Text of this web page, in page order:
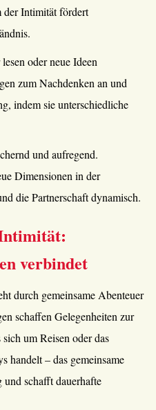
der Intimität fördert
oder neue Ideen
zum Nachdenken an und
indem sie unterschiedliche
und aufregend.
Dimensionen in der
die Partnerschaft dynamisch.
verbindet
durch gemeinsame Abenteuer
schaffen Gelegenheiten zur
um Reisen oder das
handelt – das gemeinsame
schafft dauerhafte